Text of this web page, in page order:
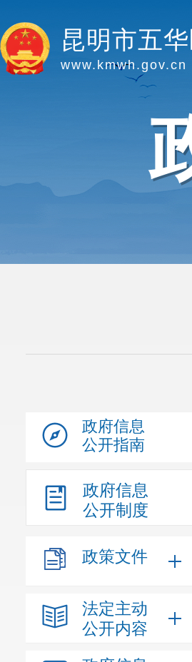
昆明市五
www.kmwh.gov.cn
政府信息
公开指南
政府信息
公开制度
政策文件
法定主动
公开内容